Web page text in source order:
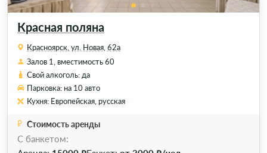
Красная поляна
Красноярск, ул. Новая, 62а
Залов 1, вместимость 60
Свой алкоголь: да
Парковка: на 10 авто
Кухня: Европейская, русская
Стоимость аренды
C банкетом: